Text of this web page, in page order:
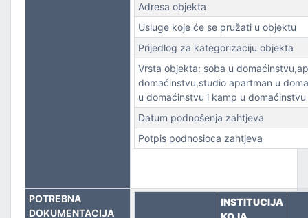
Adresa objekta
Usluge koje će se pružati u objektu
Prijedlog za kategorizaciju objekta
Vrsta objekta: soba u
domaćinstvu,studio apartman u
u domaćinstvu i kamp u domaćinstvu
Datum podnošenja zahtjeva
Potpis podnosioca zahtjeva
POTREBNA
DOKUMENTACIJA
INSTITUCIJA